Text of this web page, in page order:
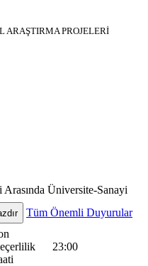
ARAŞTIRMA PROJELERİ
Üniversite-Sanayi
Tüm Önemli Duyurular
23:00